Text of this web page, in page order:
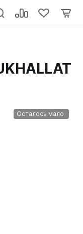
Осталось мало